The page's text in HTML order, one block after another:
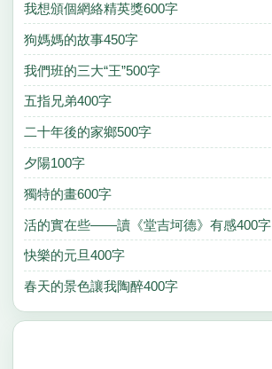
我想頒個網絡精英獎600字
狗媽媽的故事450字
我們班的三大“王”500字
五指兄弟400字
二十年後的家鄉500字
夕陽100字
獨特的畫600字
活的實在些——讀《堂吉坷德》有感400字
快樂的元旦400字
春天的景色讓我陶醉400字